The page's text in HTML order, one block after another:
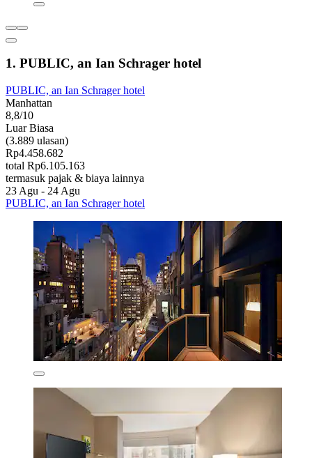
1. PUBLIC, an Ian Schrager hotel
PUBLIC, an Ian Schrager hotel
Manhattan
8,8/10
Luar Biasa
(3.889 ulasan)
Rp4.458.682
total Rp6.105.163
termasuk pajak & biaya lainnya
23 Agu - 24 Agu
PUBLIC, an Ian Schrager hotel